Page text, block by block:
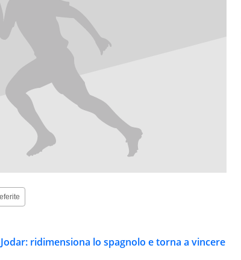
ridimensiona lo spagnolo e torna a vincere